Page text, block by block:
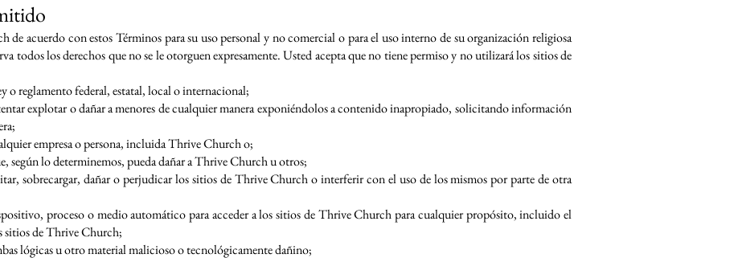
acuerdo con estos Términos para su uso personal y no comercial o para el uso interno de su organización religiosa
todos los derechos que no se le otorguen expresamente. Usted acepta que no tiene permiso y no utilizará los sitios de
o reglamento federal, estatal, local o internacional;
explotar o dañar a menores de cualquier manera exponiéndolos a contenido inapropiado, solicitando información
empresa o persona, incluida Thrive Church o;
según lo determinemos, pueda dañar a Thrive Church u otros;
sobrecargar, dañar o perjudicar los sitios de Thrive Church o interferir con el uso de los mismos por parte de otra
proceso o medio automático para acceder a los sitios de Thrive Church para cualquier propósito, incluido el
sitios de Thrive Church;
lógicas u otro material malicioso o tecnológicamente dañino;